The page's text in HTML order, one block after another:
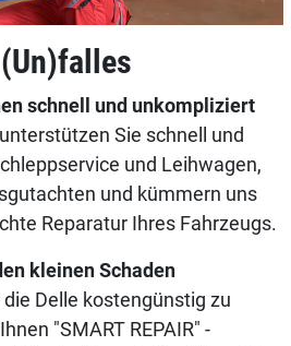
schnell und unkompliziert
Sie schnell und
und Leihwagen,
und kümmern uns
Reparatur Ihres Fahrzeugs.
kleinen Schaden
Delle kostengünstig zu
"SMART REPAIR" -